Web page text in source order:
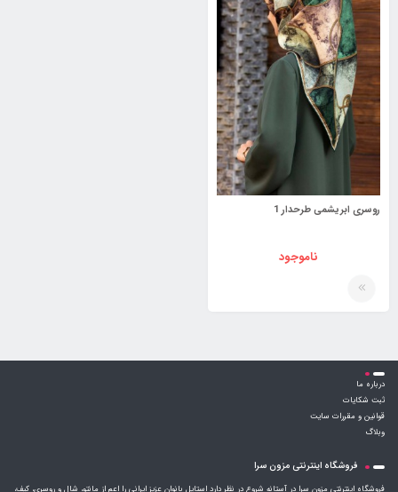
روسری ابریشمی طرحدار 1
ناموجود
درباره ما
ثبت شکایات
قوانین و مقررات سایت
وبلاگ
فروشگاه اینترنتی مزون سرا
فروشگاه اینترنتی مزون سرا در آستانه شروع در نظر دارد استایل بانوان عزیز ایرانی را اعم از مانتو، شال و روسری، کیف،